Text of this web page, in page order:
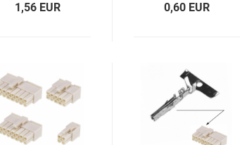
1,56 EUR 0,60 EUR